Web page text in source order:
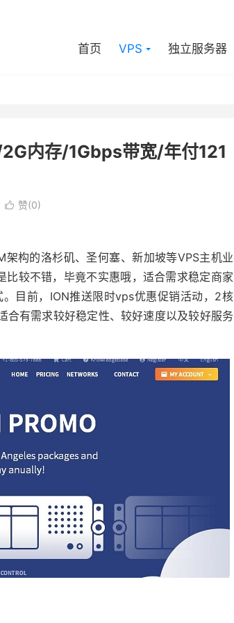
首页 VPS 独立服务器
内存/1Gbps带宽/年付121
 赞(0)
构的洛杉矶、圣何塞、新加坡等VPS主机业
较不错，毕竟不实惠哦，适合需求稳定商家
目前，ION推送限时vps优惠促销活动，2核
合有需求较好稳定性、较好速度以及较好服务